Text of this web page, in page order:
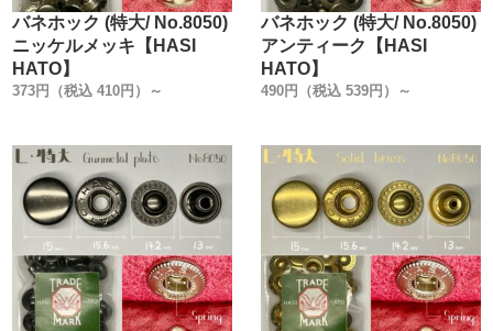
バネホック (特大/ No.8050)
ニッケルメッキ【HASI
HATO】
373円（税込 410円）～
バネホック (特大/ No.8050)
アンティーク【HASI
HATO】
490円（税込 539円）～